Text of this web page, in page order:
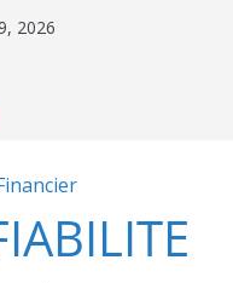
2026